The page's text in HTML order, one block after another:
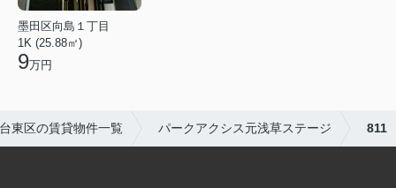
墨田区向島１丁目
1K (25.88㎡)
9万円
台東区の賃貸物件一覧 パークアクシス元浅草ステージ 811